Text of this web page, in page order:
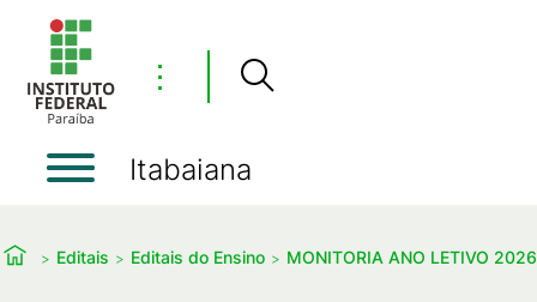
⋮
Itabaiana
Editais Editais do Ensino MONITORIA ANO LETIVO 2026